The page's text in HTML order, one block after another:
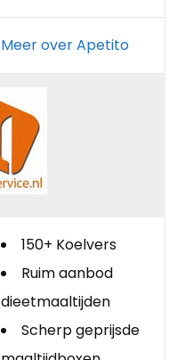
Meer over Apetito
150+ Koelvers
Ruim aanbod
dieetmaaltijden
Scherp geprijsde